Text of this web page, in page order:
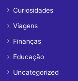
Curiosidades
Viagens
Finanças
Educação
Uncategorized